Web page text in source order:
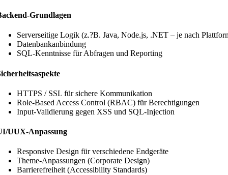
Grundlagen
Serverseitige Logik (z.?B. Java, Node.js, .NET – je nach
Datenbankanbindung
SQL-Kenntnisse für Abfragen und Reporting
HTTPS / SSL für sichere Kommunikation
Role-Based Access Control (RBAC) für Berechtigungen
Input-Validierung gegen XSS und SQL-Injection
UUX-Anpassung
Responsive Design für verschiedene Endgeräte
Theme-Anpassungen (Corporate Design)
Barrierefreiheit (Accessibility Standards)